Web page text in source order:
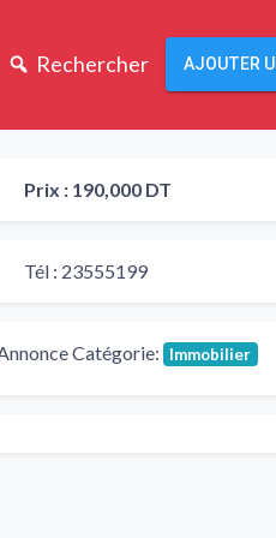
Rechercher AJOUTER
Prix : 190,000 DT
Tél : 23555199
Catégorie: Immobilier